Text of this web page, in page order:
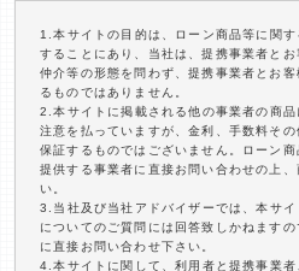
1.本サイトの目的は、ローン商品等に関
することにあり、当社は、提携事業者と
仲介等の形態を問わず、提携事業者とお
るものではありません。
2.本サイトに掲載される他の事業者の商
注意を払っていますが、金利、手数料そ
保証するものではございません。ローン
提供する事業者に直接お問い合わせの上
い。
3.当社及び当社アドバイザーでは、本サ
についてのご質問には回答致しかねます
に直接お問い合わせ下さい。
4.本サイトに関して、利用者と提携事業